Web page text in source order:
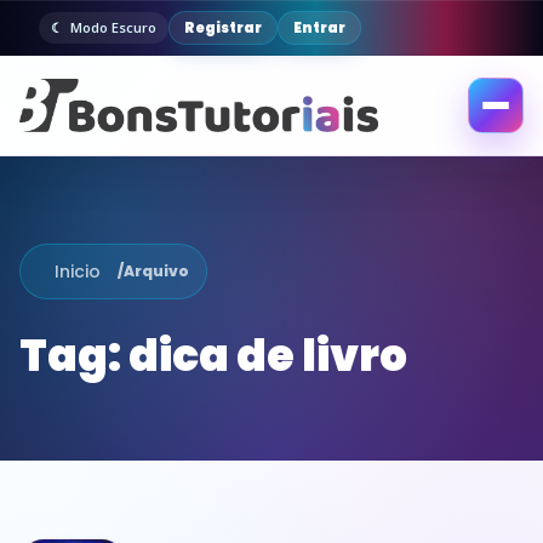
Modo Escuro Registrar Entrar
Abrir
Inicio /Arquivo
Tag:dica de livro